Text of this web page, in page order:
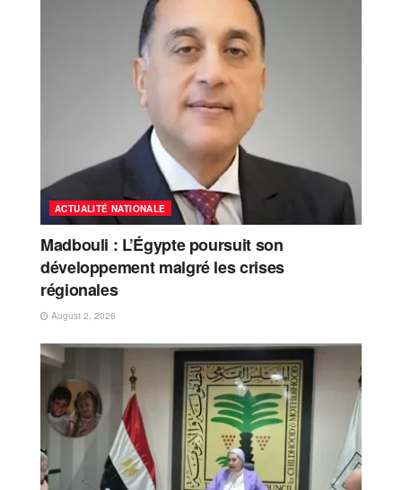
ACTUALITÉ NATIONALE
Madbouli : L’Égypte poursuit son
développement malgré les crises
régionales
August 2, 2026